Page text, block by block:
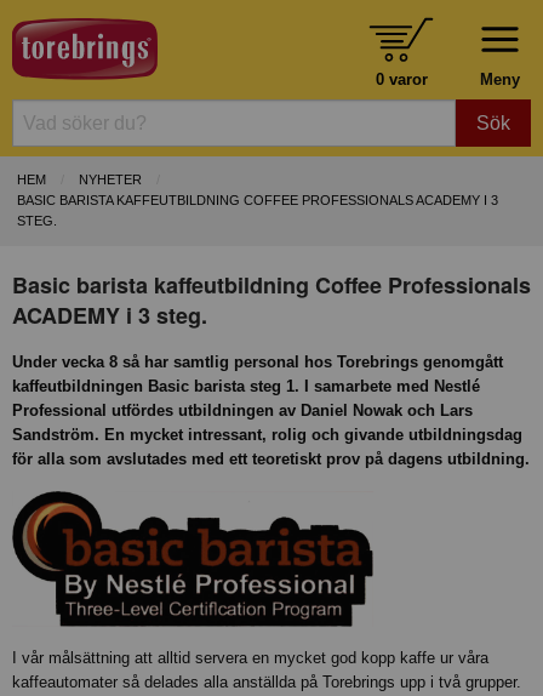
Meny
0 varor
Sök
HEM
NYHETER
BASIC BARISTA KAFFEUTBILDNING COFFEE PROFESSIONALS ACADEMY I 3
STEG.
Basic barista kaffeutbildning Coffee Professionals
ACADEMY i 3 steg.
Under vecka 8 så har samtlig personal hos Torebrings genomgått
kaffeutbildningen Basic barista steg 1. I samarbete med Nestlé
Professional utfördes utbildningen av Daniel Nowak och Lars
Sandström. En mycket intressant, rolig och givande utbildningsdag
för alla som avslutades med ett teoretiskt prov på dagens utbildning.
I vår målsättning att alltid servera en mycket god kopp kaffe ur våra
kaffeautomater så delades alla anställda på Torebrings upp i två grupper.